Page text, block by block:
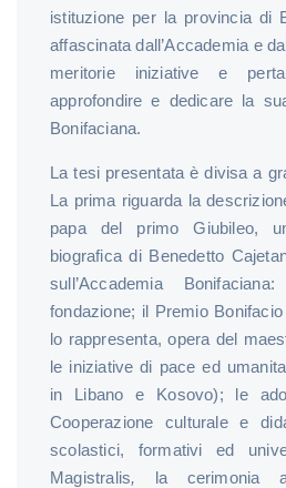
istituzione per la provincia di
affascinata dall’Accademia e
meritorie iniziative e
approfondire e dedicare la
Bonifaciana.
La tesi presentata è divisa a
La prima riguarda la
papa del primo Giubileo,
biografica di Benedetto
sull’Accademia
fondazione; il Premio
lo rappresenta, opera del
le iniziative di pace ed
in Libano e Kosovo); le
Cooperazione culturale e
scolastici, formativi ed
Magistralis, la cerimonia